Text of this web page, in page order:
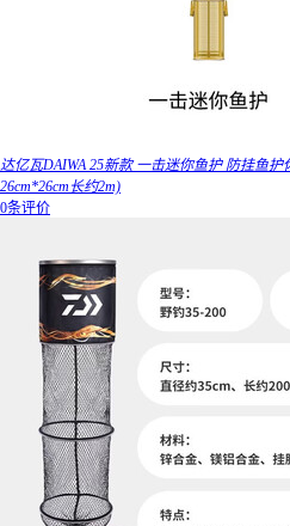
达亿瓦DAIWA 25新款 一击迷你鱼护 防挂鱼
26cm*26cm长约2m)
0条评价